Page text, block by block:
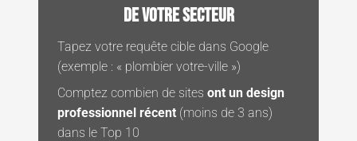
DE VOTRE SECTEUR
Tapez votre requête cible dans Google
(exemple : « plombier votre-ville »)
Comptez combien de sites ont un design
professionnel récent (moins de 3 ans)
dans le Top 10